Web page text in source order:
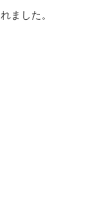
ました。